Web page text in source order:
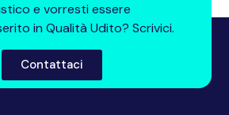
e vorresti essere
in Qualità Udito? Scrivici.
Contattaci